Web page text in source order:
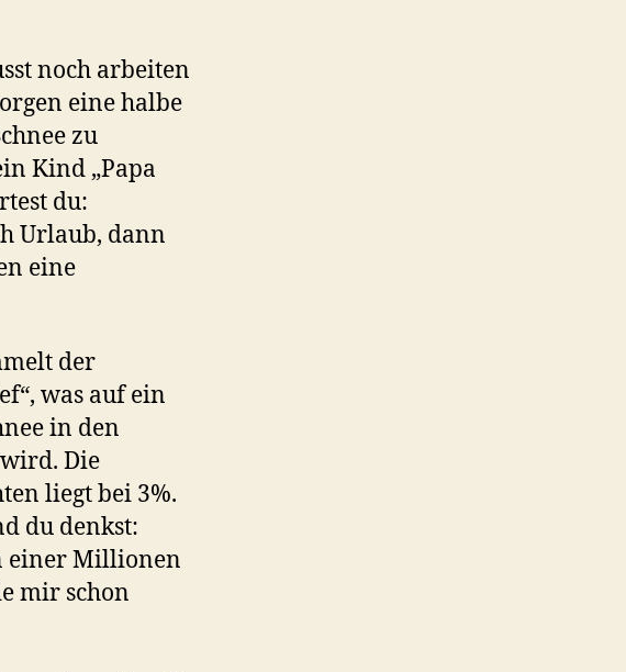
noch arbeiten
eine halbe
zu
Kind „Papa
du:
Urlaub, dann
eine
der
was auf ein
in den
Die
liegt bei 3%.
du denkst:
einer Millionen
mir schon